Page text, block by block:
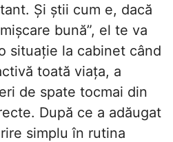
Și știi cum e, dacă
bună”, el te va
situație la cabinet când
toată viața, a
de spate tocmai din
După ce a adăugat
simplu în rutina